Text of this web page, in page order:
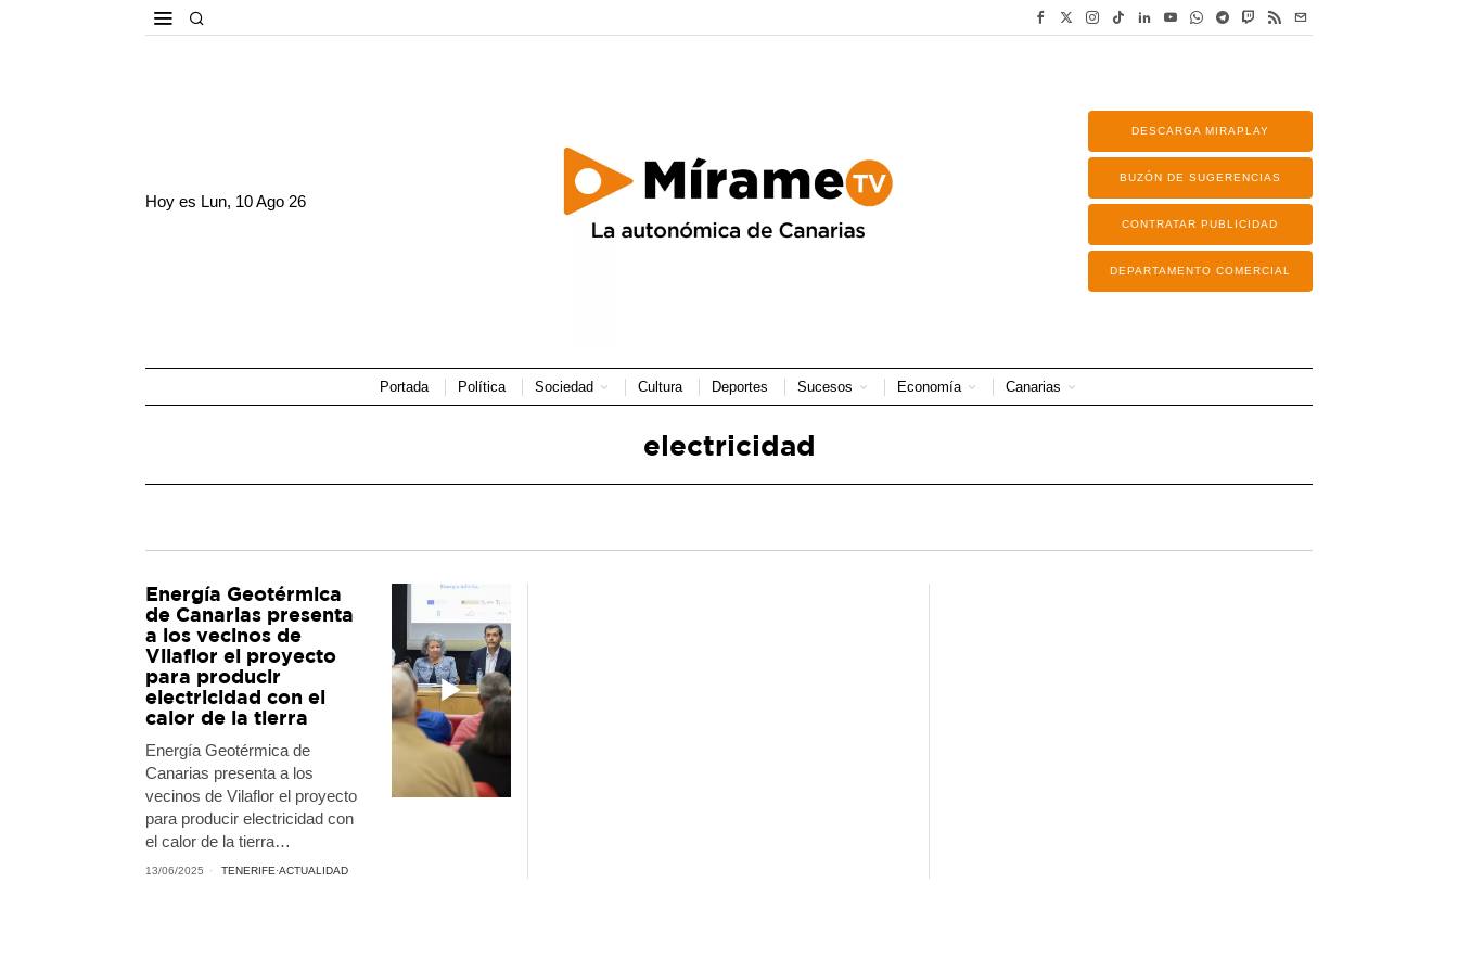
Hoy es Lun, 10 Ago 26
DESCARGA MIRAPLAY
BUZÓN DE SUGERENCIAS
CONTRATAR PUBLICIDAD
DEPARTAMENTO COMERCIAL
Portada Política Sociedad Cultura Deportes Sucesos Economía Canarias
electricidad
Energía Geotérmica
de Canarias presenta
a los vecinos de
Vilaflor el proyecto
para producir
electricidad con el
calor de la tierra
Energía Geotérmica de
Canarias presenta a los
vecinos de Vilaflor el proyecto
para producir electricidad con
el calor de la tierra…
13/06/2025 TENERIFE·ACTUALIDAD